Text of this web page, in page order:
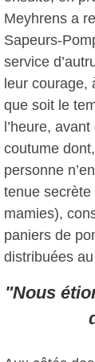
Meyhrens a
Sapeurs-
service
leur courage,
que soit le
l’heure,
coutume
personne
tenue
mamies),
paniers de
distribuées
"Nous